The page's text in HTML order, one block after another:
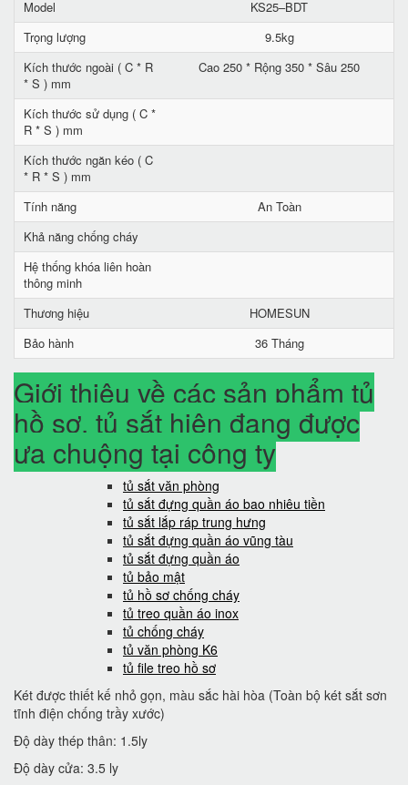
Model
KS25–BDT
Trọng lượng
9.5kg
Kích thước ngoài ( C * R
* S ) mm
Cao 250 * Rộng 350 * Sâu 250
Kích thước sử dụng ( C *
R * S ) mm
Kích thước ngăn kéo ( C
* R * S ) mm
Tính năng
An Toàn
Khả năng chống cháy
Hệ thống khóa liên hoàn
thông minh
Thương hiệu
HOMESUN
Bảo hành
36 Tháng
Giới thiệu về các sản phẩm tủ
hồ sơ, tủ sắt hiện đang được
ưa chuộng tại công ty
tủ sắt văn phòng
tủ sắt đựng quần áo bao nhiêu tiền
tủ sắt lắp ráp trung hưng
tủ sắt đựng quần áo vũng tàu
tủ sắt đựng quần áo
tủ bảo mật
tủ hồ sơ chống cháy
tủ treo quần áo inox
tủ chống cháy
tủ văn phòng K6
tủ file treo hồ sơ
Két được thiết kế nhỏ gọn, màu sắc hài hòa (Toàn bộ két sắt sơn
tĩnh điện chống trầy xước)
Độ dày thép thân: 1.5ly
Độ dày cửa: 3.5 ly